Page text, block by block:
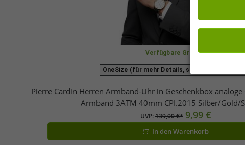
Verfügbare Größen
OneSize (für mehr Details, siehe Beschreibung)
Pierre Cardin Herren Armband-Uhr in Geschenkbox
Armband 3ATM 40mm CPI.2015 Silber/Gold/
UVP:139,00 €* 9,99 €
In den Warenkorb